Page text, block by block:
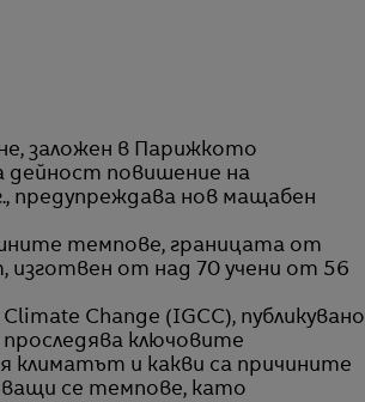
дейност повишение на
предупреждава нов мащабен
темпове, границата от
изготвен от над 70 учени от 56
Change (IGCC), публикувано
ключовите
климатът и какви са причините
се темпове, като